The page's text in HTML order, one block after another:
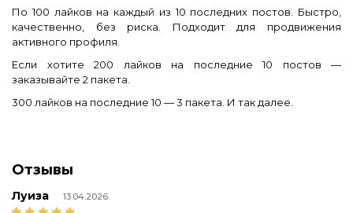
По 100 лайков на каждый из 10 последних постов. Быстро,
качественно, без риска. Подходит для продвижения
активного профиля.
Если хотите 200 лайков на последние 10 постов —
заказывайте 2 пакета.
300 лайков на последние 10 — 3 пакета. И так далее.
Отзывы
Луиза 13.04.2026